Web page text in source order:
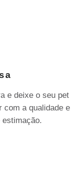
e deixe o seu pet
com a qualidade e